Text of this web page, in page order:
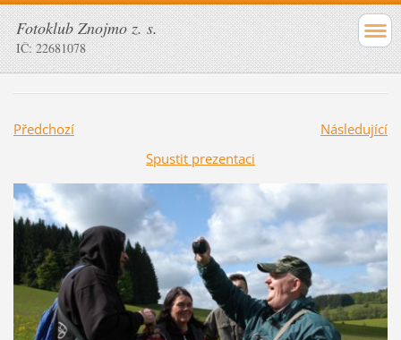
Fotoklub Znojmo z. s.
IČ: 22681078
Předchozí
Následující
Spustit prezentaci